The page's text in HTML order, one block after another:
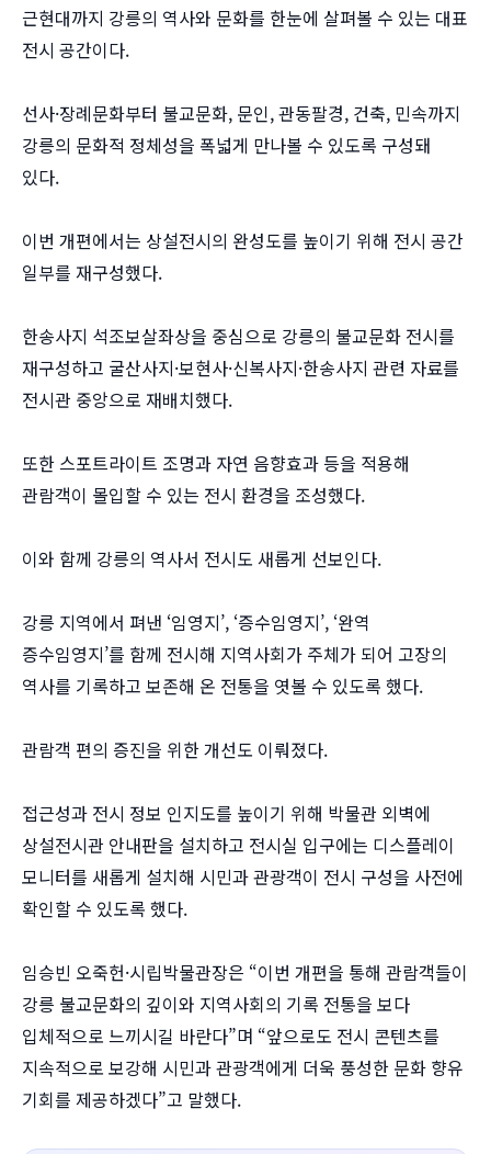
근현대까지 강릉의 역사와 문화를 한눈에 살펴볼 수 있는 대표
전시 공간이다.
선사·장례문화부터 불교문화, 문인, 관동팔경, 건축, 민속까지
강릉의 문화적 정체성을 폭넓게 만나볼 수 있도록 구성돼
있다.
이번 개편에서는 상설전시의 완성도를 높이기 위해 전시 공간
일부를 재구성했다.
한송사지 석조보살좌상을 중심으로 강릉의 불교문화 전시를
재구성하고 굴산사지·보현사·신복사지·한송사지 관련 자료를
전시관 중앙으로 재배치했다.
또한 스포트라이트 조명과 자연 음향효과 등을 적용해
관람객이 몰입할 수 있는 전시 환경을 조성했다.
이와 함께 강릉의 역사서 전시도 새롭게 선보인다.
강릉 지역에서 펴낸 ‘임영지’, ‘증수임영지’, ‘완역
증수임영지’를 함께 전시해 지역사회가 주체가 되어 고장의
역사를 기록하고 보존해 온 전통을 엿볼 수 있도록 했다.
관람객 편의 증진을 위한 개선도 이뤄졌다.
접근성과 전시 정보 인지도를 높이기 위해 박물관 외벽에
상설전시관 안내판을 설치하고 전시실 입구에는 디스플레이
모니터를 새롭게 설치해 시민과 관광객이 전시 구성을 사전에
확인할 수 있도록 했다.
임승빈 오죽헌·시립박물관장은 “이번 개편을 통해 관람객들이
강릉 불교문화의 깊이와 지역사회의 기록 전통을 보다
입체적으로 느끼시길 바란다”며 “앞으로도 전시 콘텐츠를
지속적으로 보강해 시민과 관광객에게 더욱 풍성한 문화 향유
기회를 제공하겠다”고 말했다.